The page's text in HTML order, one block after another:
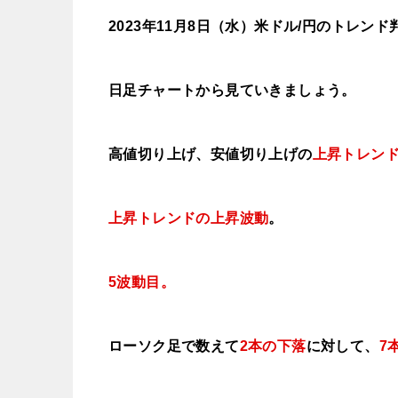
2023年11月8 日（水）米ドル/円のトレンド
日足チャートから見ていきましょう。
高値切り上げ、安値切り上げの 上昇トレンド
上昇トレンドの上昇波動。
5波動目。
ローソク足で数えて2本の下落に対して、 7